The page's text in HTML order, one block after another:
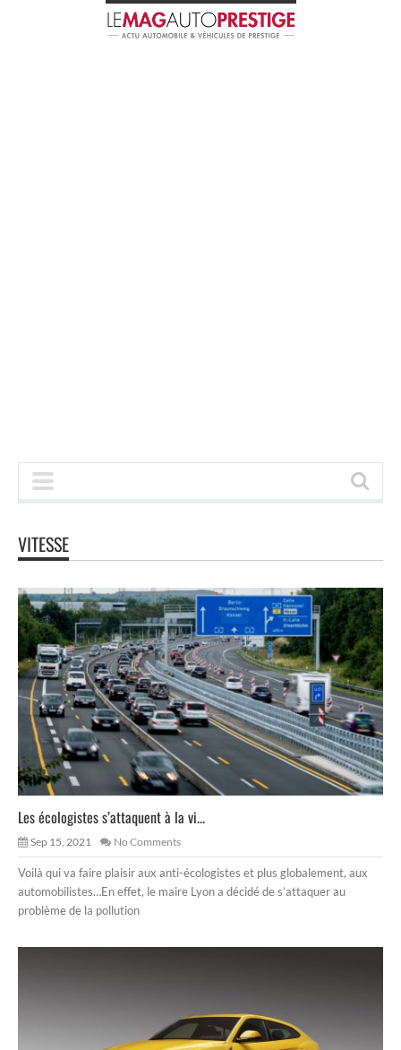
VITESSE
Les écologistes s’attaquent à la vi...
Sep 15, 2021 No Comments
Voilà qui va faire plaisir aux anti-écologistes et plus globalement, aux
automobilistes…En effet, le maire Lyon a décidé de s’attaquer au
problème de la pollution